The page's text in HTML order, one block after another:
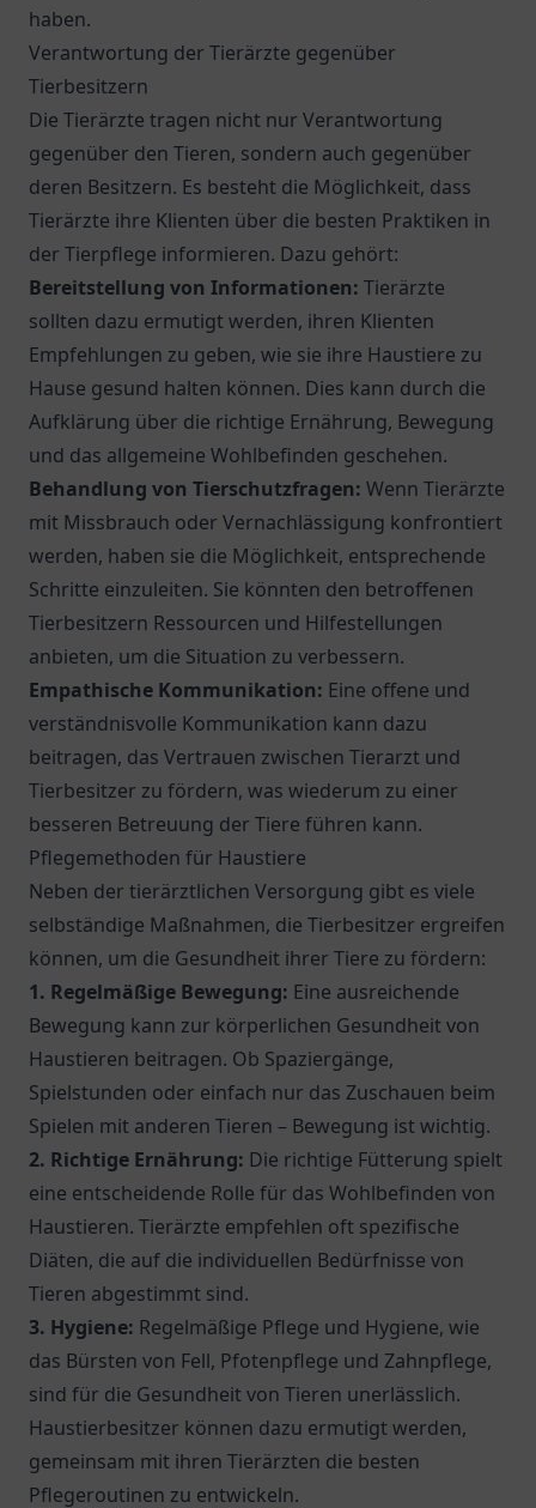
haben.
Verantwortung der Tierärzte gegenüber
Tierbesitzern
Die Tierärzte tragen nicht nur Verantwortung
gegenüber den Tieren, sondern auch gegenüber
deren Besitzern. Es besteht die Möglichkeit, dass
Tierärzte ihre Klienten über die besten Praktiken in
der Tierpflege informieren. Dazu gehört:
Bereitstellung von Informationen: Tierärzte
sollten dazu ermutigt werden, ihren Klienten
Empfehlungen zu geben, wie sie ihre Haustiere zu
Hause gesund halten können. Dies kann durch die
Aufklärung über die richtige Ernährung, Bewegung
und das allgemeine Wohlbefinden geschehen.
Behandlung von Tierschutzfragen: Wenn Tierärzte
mit Missbrauch oder Vernachlässigung konfrontiert
werden, haben sie die Möglichkeit, entsprechende
Schritte einzuleiten. Sie könnten den betroffenen
Tierbesitzern Ressourcen und Hilfestellungen
anbieten, um die Situation zu verbessern.
Empathische Kommunikation: Eine offene und
verständnisvolle Kommunikation kann dazu
beitragen, das Vertrauen zwischen Tierarzt und
Tierbesitzer zu fördern, was wiederum zu einer
besseren Betreuung der Tiere führen kann.
Pflegemethoden für Haustiere
Neben der tierärztlichen Versorgung gibt es viele
selbständige Maßnahmen, die Tierbesitzer ergreifen
können, um die Gesundheit ihrer Tiere zu fördern:
1. Regelmäßige Bewegung: Eine ausreichende
Bewegung kann zur körperlichen Gesundheit von
Haustieren beitragen. Ob Spaziergänge,
Spielstunden oder einfach nur das Zuschauen beim
Spielen mit anderen Tieren – Bewegung ist wichtig.
2. Richtige Ernährung: Die richtige Fütterung spielt
eine entscheidende Rolle für das Wohlbefinden von
Haustieren. Tierärzte empfehlen oft spezifische
Diäten, die auf die individuellen Bedürfnisse von
Tieren abgestimmt sind.
3. Hygiene: Regelmäßige Pflege und Hygiene, wie
das Bürsten von Fell, Pfotenpflege und Zahnpflege,
sind für die Gesundheit von Tieren unerlässlich.
Haustierbesitzer können dazu ermutigt werden,
gemeinsam mit ihren Tierärzten die besten
Pflegeroutinen zu entwickeln.